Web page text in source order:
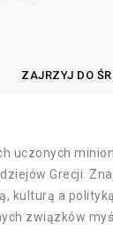
ZAJRZYJ DO
uczonych
Grecji.
kulturą a
związków